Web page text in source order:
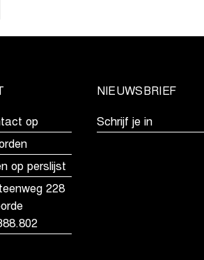
op
op perslijst
228
NIEUWSBRIEF
Schrijf je in